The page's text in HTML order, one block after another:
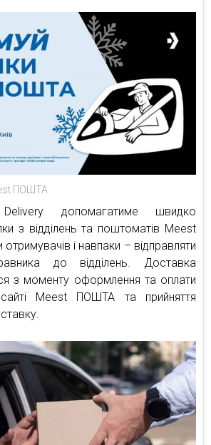
ПОШТА
допомагатиме швидко
з відділень та поштоматів Meest
і навпаки – відправляти
до відділень. Доставка
з моменту оформлення та оплати
Meest ПОШТА та прийняття